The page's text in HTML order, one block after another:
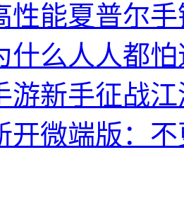
性能夏普尔
什么人人都
游新手征战
开微端版：